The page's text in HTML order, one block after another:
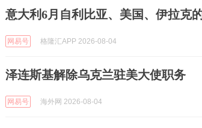
意大利6月自利比亚、美国、伊拉克
网易号 格隆汇APP 2026-08-04
泽连斯基解除乌克兰驻美大使职务
网易号 海外网 2026-08-04